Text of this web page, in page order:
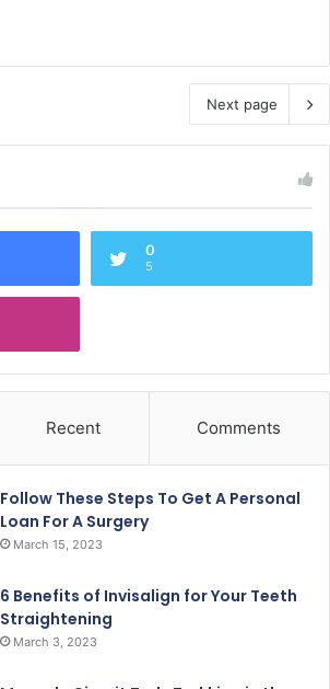
Next page
0
5
Recent Comments
Follow These Steps To Get A Personal
Loan For A Surgery
March 15, 2023
6 Benefits of Invisalign for Your Teeth
Straightening
March 3, 2023